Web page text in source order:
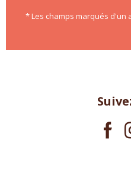
* Les champs marqués d'un